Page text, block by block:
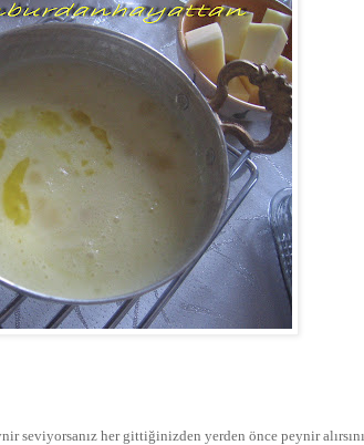
seviyorsanız her gittiğinizden yerden önce peynir